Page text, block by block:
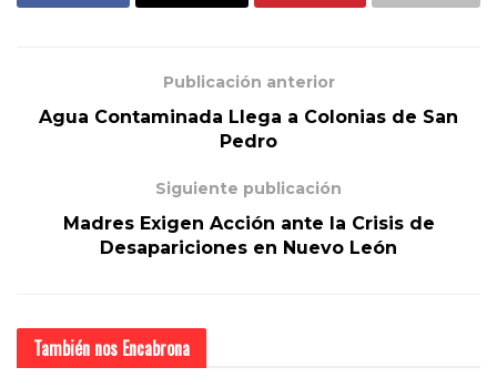
Publicación anterior
Agua Contaminada Llega a Colonias de San
Pedro
Siguiente publicación
Madres Exigen Acción ante la Crisis de
Desapariciones en Nuevo León
También nos Encabrona